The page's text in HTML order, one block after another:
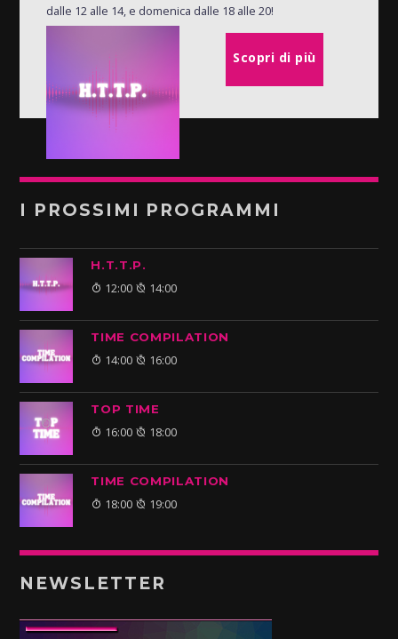
dalle 12 alle 14, e domenica dalle 18 alle 20!
Scopri di più
I PROSSIMI PROGRAMMI
H.T.T.P.
12:00 14:00
TIME COMPILATION
14:00 16:00
TOP TIME
16:00 18:00
TIME COMPILATION
18:00 19:00
NEWSLETTER